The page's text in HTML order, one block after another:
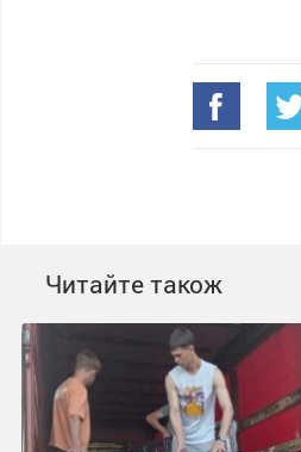
Читайте також